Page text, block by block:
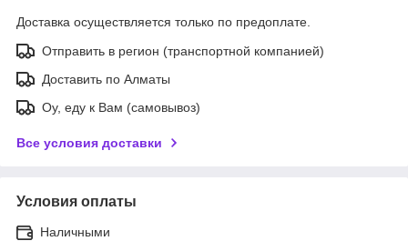
Доставка осуществляется только по предоплате.
Отправить в регион (транспортной компанией)
Доставить по Алматы
Оу, еду к Вам (самовывоз)
Все условия доставки
Условия оплаты
Наличными